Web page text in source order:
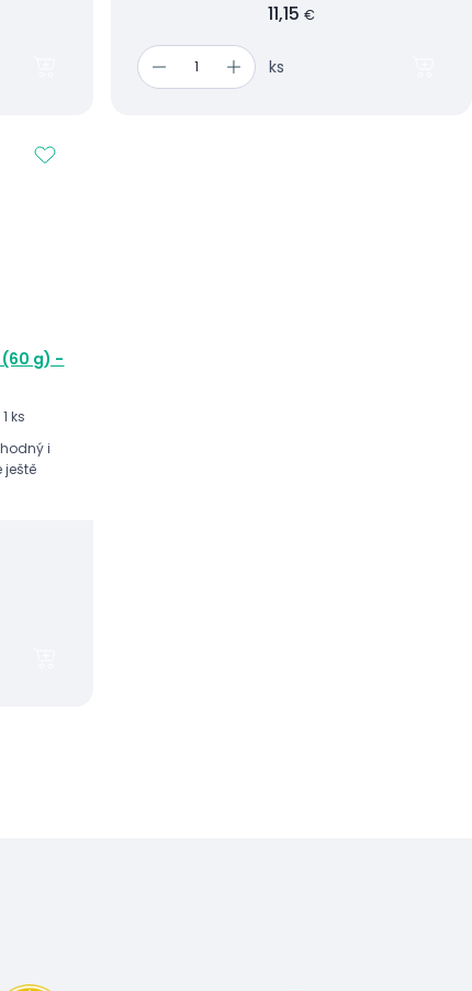
11,15 €
ks
(60 g) -
ks
i
ještě